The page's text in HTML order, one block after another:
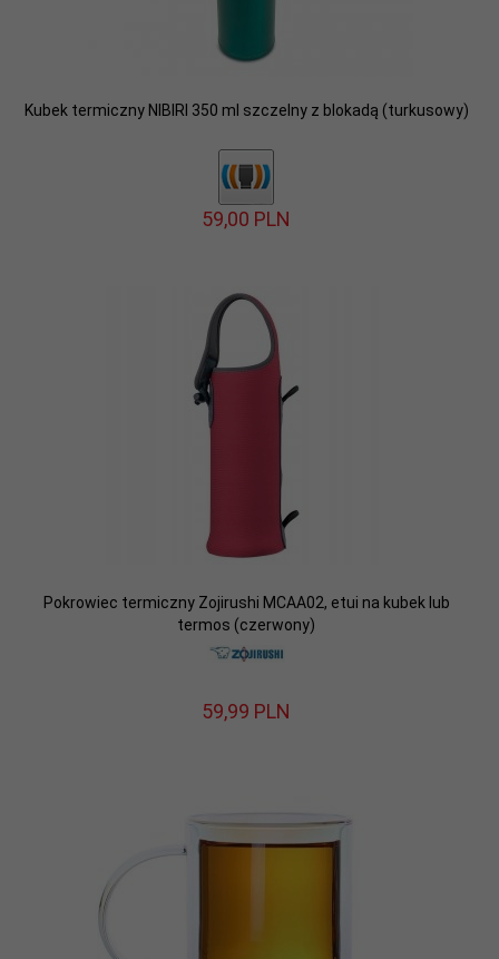
Kubek termiczny NIBIRI 350 ml szczelny z blokadą (turkusowy)
59,00 PLN
Pokrowiec termiczny Zojirushi MCAA02, etui na kubek lub
termos (czerwony)
59,99 PLN